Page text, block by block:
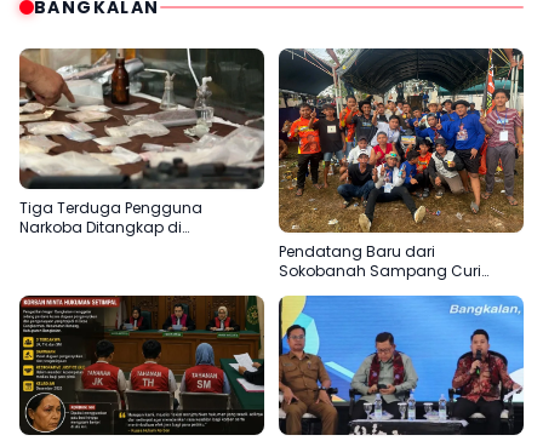
BANGKALAN
Tiga Terduga Pengguna
Narkoba Ditangkap di
Pendatang Baru dari
Sokobanah Sampang Curi
Bangkalan, Super Marcoet Juara
1 Galatama